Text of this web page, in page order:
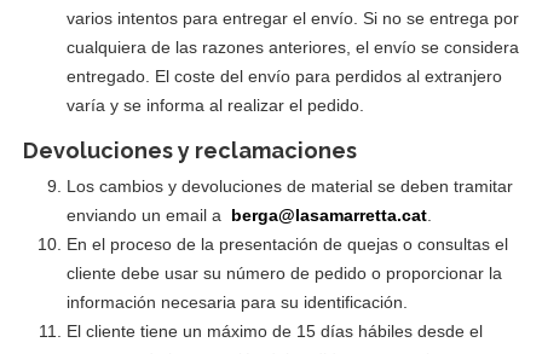
varios intentos para entregar el envío. Si no se entrega por
cualquiera de las razones anteriores, el envío se considera
entregado. El coste del envío para perdidos al extranjero
varía y se informa al realizar el pedido.
Devoluciones y reclamaciones
Los cambios y devoluciones de material se deben tramitar
enviando un email a berga@lasamarretta.cat
En el proceso de la presentación de quejas o consultas el
cliente debe usar su número de pedido o proporcionar la
información necesaria para su identificación.
El cliente tiene un máximo de 15 días hábiles desde el